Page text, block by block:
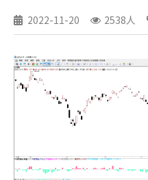
2022-11-20 2538人